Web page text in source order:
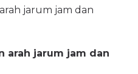
jarum jam dan
arah jarum jam dan